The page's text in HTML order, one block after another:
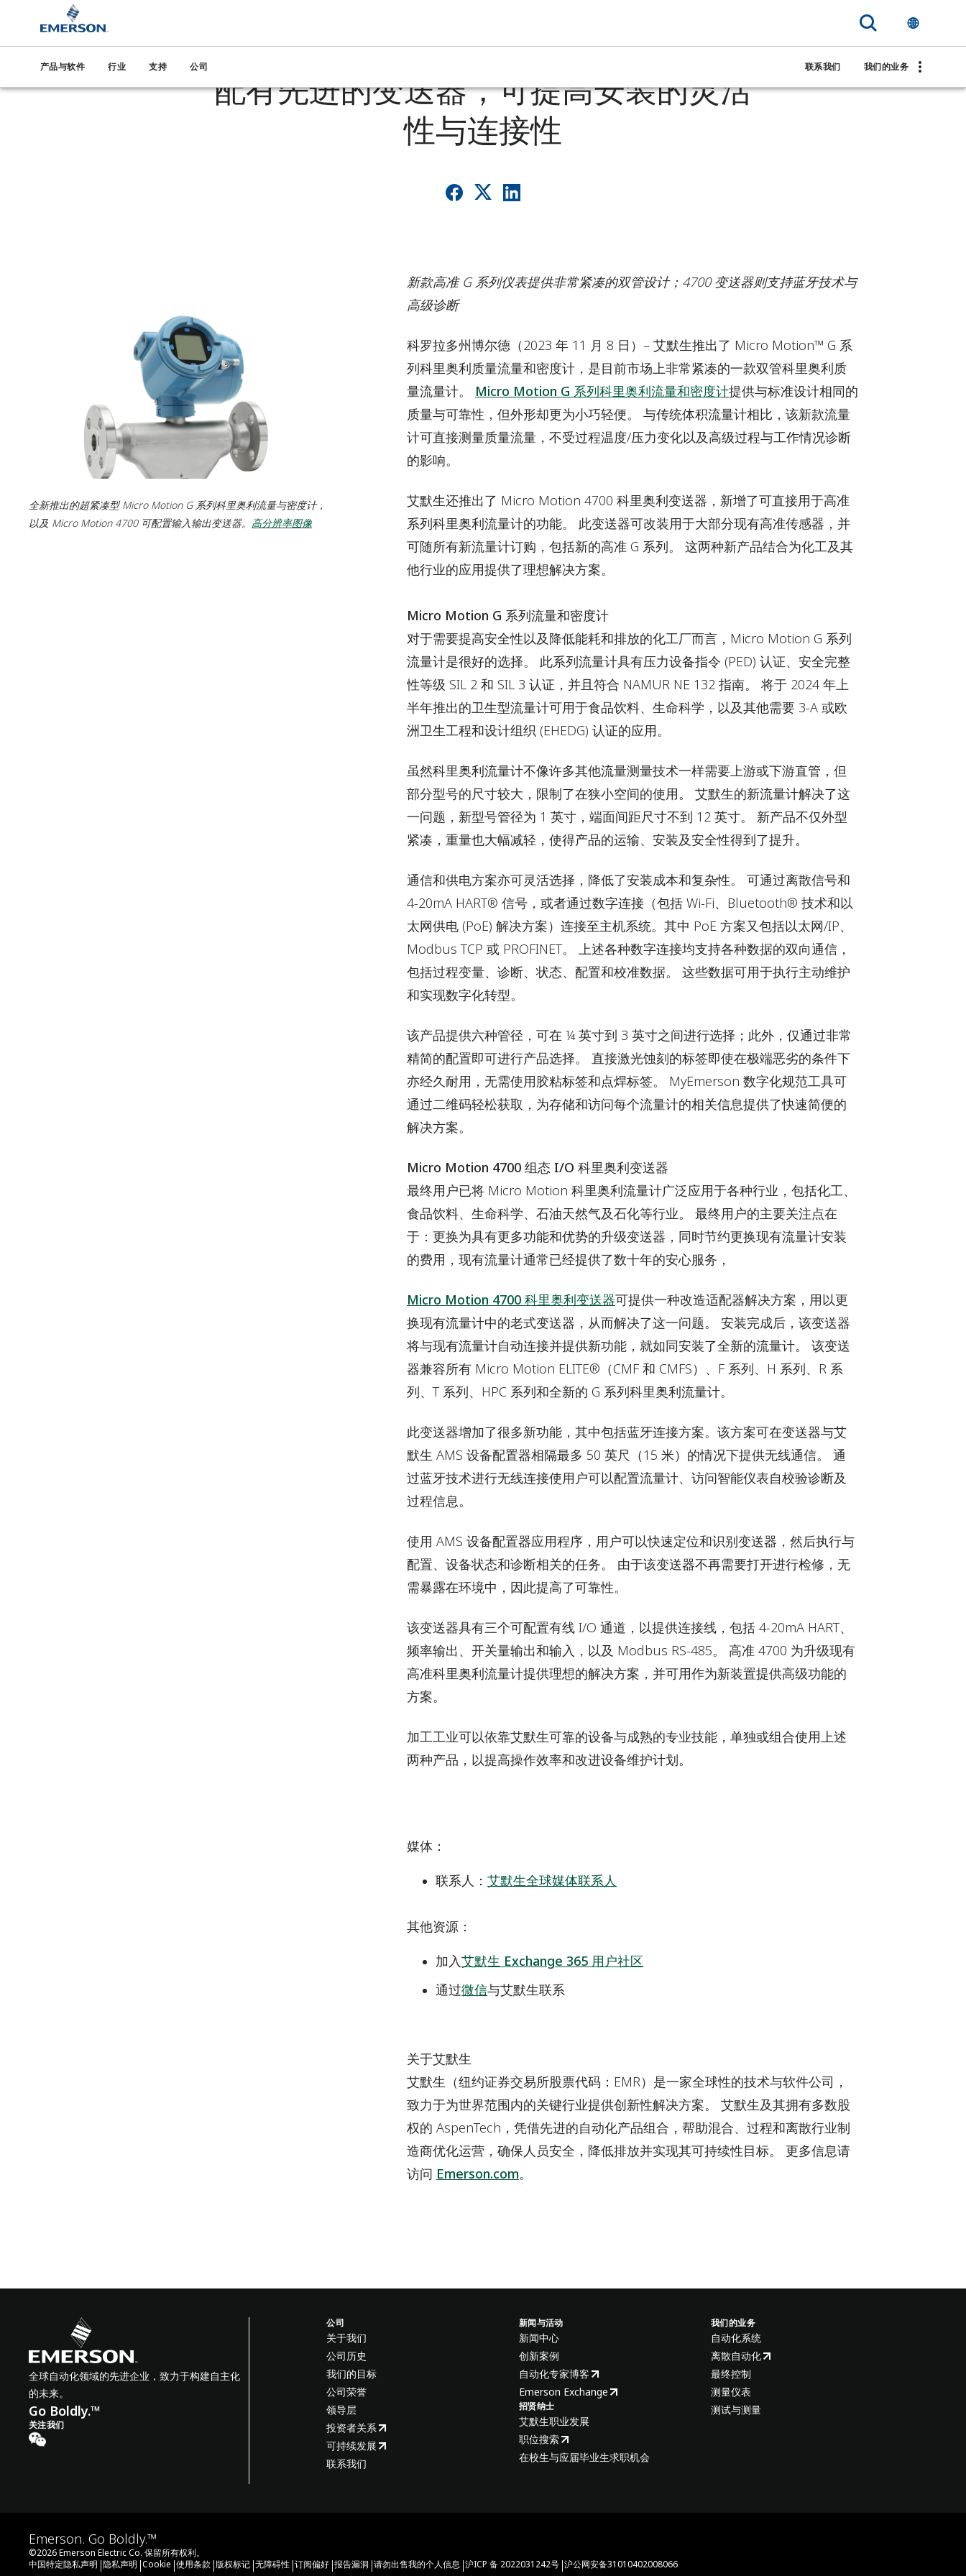
产品与软件 行业 支持 公司 联系我们 我们的业务
艾默生的超紧凑型科里奥利质量流量计
配有先进的变送器，可提高安装的灵活
性与连接性
全新推出的超紧凑型 Micro Motion G 系列科里奥利流量与密度计，
以及 Micro Motion 4700 可配置输入输出变送器。 高分辨率图像
新款高准 G 系列仪表提供非常紧凑的双管设计；4700 变送器则支持蓝牙技术与
高级诊断
科罗拉多州博尔德（2023 年 11 月 8 日）– 艾默生推出了 Micro Motion™ G 系
列科里奥利质量流量和密度计，是目前市场上非常紧凑的一款双管科里奥利质
量流量计。 Micro Motion G 系列科里奥利流量和密度计提供与标准设计相同的
质量与可靠性，但外形却更为小巧轻便。 与传统体积流量计相比，该新款流量
计可直接测量质量流量，不受过程温度/压力变化以及高级过程与工作情况诊断
的影响。
艾默生还推出了 Micro Motion 4700 科里奥利变送器，新增了可直接用于高准
系列科里奥利流量计的功能。 此变送器可改装用于大部分现有高准传感器，并
可随所有新流量计订购，包括新的高准 G 系列。 这两种新产品结合为化工及其
他行业的应用提供了理想解决方案。
Micro Motion G 系列流量和密度计
对于需要提高安全性以及降低能耗和排放的化工厂而言，Micro Motion G 系列
流量计是很好的选择。 此系列流量计具有压力设备指令 (PED) 认证、安全完整
性等级 SIL 2 和 SIL 3 认证，并且符合 NAMUR NE 132 指南。 将于 2024 年上
半年推出的卫生型流量计可用于食品饮料、生命科学，以及其他需要 3-A 或欧
洲卫生工程和设计组织 (EHEDG) 认证的应用。
虽然科里奥利流量计不像许多其他流量测量技术一样需要上游或下游直管，但
部分型号的尺寸较大，限制了在狭小空间的使用。 艾默生的新流量计解决了这
一问题，新型号管径为 1 英寸，端面间距尺寸不到 12 英寸。 新产品不仅外型
紧凑，重量也大幅减轻，使得产品的运输、安装及安全性得到了提升。
通信和供电方案亦可灵活选择，降低了安装成本和复杂性。 可通过离散信号和
4-20mA HART® 信号，或者通过数字连接（包括 Wi-Fi、Bluetooth® 技术和以
太网供电 (PoE) 解决方案）连接至主机系统。其中 PoE 方案又包括以太网/IP、
Modbus TCP 或 PROFINET。 上述各种数字连接均支持各种数据的双向通信，
包括过程变量、诊断、状态、配置和校准数据。 这些数据可用于执行主动维护
和实现数字化转型。
该产品提供六种管径，可在 ¼ 英寸到 3 英寸之间进行选择；此外，仅通过非常
精简的配置即可进行产品选择。 直接激光蚀刻的标签即使在极端恶劣的条件下
亦经久耐用，无需使用胶粘标签和点焊标签。 MyEmerson 数字化规范工具可
通过二维码轻松获取，为存储和访问每个流量计的相关信息提供了快速简便的
解决方案。
Micro Motion 4700 组态 I/O 科里奥利变送器
最终用户已将 Micro Motion 科里奥利流量计广泛应用于各种行业，包括化工、
食品饮料、生命科学、石油天然气及石化等行业。 最终用户的主要关注点在
于：更换为具有更多功能和优势的升级变送器，同时节约更换现有流量计安装
的费用，现有流量计通常已经提供了数十年的安心服务，
Micro Motion 4700 科里奥利变送器可提供一种改造适配器解决方案，用以更
换现有流量计中的老式变送器，从而解决了这一问题。 安装完成后，该变送器
将与现有流量计自动连接并提供新功能，就如同安装了全新的流量计。 该变送
器兼容所有 Micro Motion ELITE®（CMF 和 CMFS）、F 系列、H 系列、R 系
列、T 系列、HPC 系列和全新的 G 系列科里奥利流量计。
此变送器增加了很多新功能，其中包括蓝牙连接方案。该方案可在变送器与艾
默生 AMS 设备配置器相隔最多 50 英尺（15 米）的情况下提供无线通信。 通
过蓝牙技术进行无线连接使用户可以配置流量计、访问智能仪表自校验诊断及
过程信息。
使用 AMS 设备配置器应用程序，用户可以快速定位和识别变送器，然后执行与
配置、设备状态和诊断相关的任务。 由于该变送器不再需要打开进行检修，无
需暴露在环境中，因此提高了可靠性。
该变送器具有三个可配置有线 I/O 通道，以提供连接线，包括 4-20mA HART、
频率输出、开关量输出和输入，以及 Modbus RS-485。 高准 4700 为升级现有
高准科里奥利流量计提供理想的解决方案，并可用作为新装置提供高级功能的
方案。
加工工业可以依靠艾默生可靠的设备与成熟的专业技能，单独或组合使用上述
两种产品，以提高操作效率和改进设备维护计划。
媒体 ：
联系人： 艾默生全球媒体联系人
其他资源：
加入艾默生 Exchange 365 用户社区
通过微信与艾默生联系
关于艾默生
艾默生（纽约证券交易所股票代码：EMR）是一家全球性的技术与软件公司，
致力于为世界范围内的关键行业提供创新性解决方案。 艾默生及其拥有多数股
权的 AspenTech，凭借先进的自动化产品组合，帮助混合、过程和离散行业制
造商优化运营，确保人员安全，降低排放并实现其可持续性目标。 更多信息请
访问 Emerson.com。
全球自动化领域的先进企业，致力于构建自主化
的未来。
Go Boldly.™
关注我们
公司
关于我们
公司历史
我们的目标
公司荣誉
领导层
投资者关系
可持续发展
联系我们
新闻与活动
新闻中心
创新案例
自动化专家博客
Emerson Exchange
招贤纳士
艾默生职业发展
职位搜索
在校生与应届毕业生求职机会
我们的业务
自动化系统
离散自动化
最终控制
测量仪表
测试与测量
Emerson. Go Boldly.™
©2026Emerson Electric Co. 保留所有权利。
中国特定隐私声明 |隐私声明 |Cookie |使用条款 |版权标记 |无障碍性 |订阅偏好 |报告漏洞 |请勿出售我的个人信息 |沪ICP 备 2022031242号 |沪公网安备31010402008066